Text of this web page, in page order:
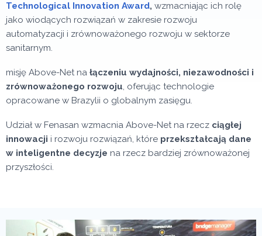
Technological Innovation Award, wzmacniając ich rolę
jako wiodących rozwiązań w zakresie rozwoju
automatyzacji i zrównoważonego rozwoju w sektorze
sanitarnym.
misję Above-Net na łączeniu wydajności, niezawodności i
zrównoważonego rozwoju, oferując technologie
opracowane w Brazylii o globalnym zasięgu.
Udział w Fenasan wzmacnia Above-Net na rzecz ciągłej
innowacji i rozwoju rozwiązań, które przekształcają dane
w inteligentne decyzje na rzecz bardziej zrównoważonej
przyszłości.